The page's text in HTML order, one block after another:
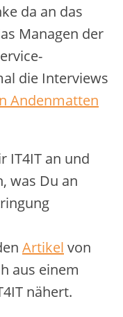
da an das
Managen der
die Interviews
Andenmatten
IT4IT an und
was Du an
Artikel von
aus einem
nähert.